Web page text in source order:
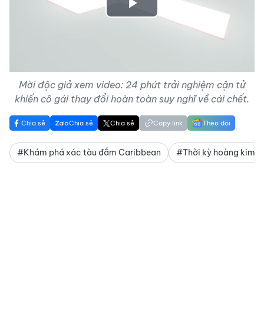
Play
Mời độc giả xem video: 24 phút trải nghiệm cận tử
khiến cô gái thay đổi hoàn toàn suy nghĩ về cái chết.
Chia sẻ Chia sẻ Chia sẻ Copy link Theo dõi
#Khám phá xác tàu đắm Caribbean #Thời kỳ hoàng kim